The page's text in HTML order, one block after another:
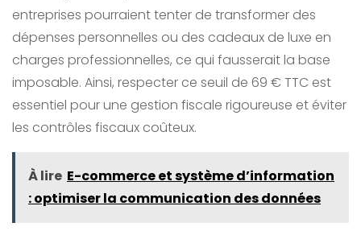
entreprises pourraient tenter de transformer des
dépenses personnelles ou des cadeaux de luxe en
charges professionnelles, ce qui fausserait la base
imposable. Ainsi, respecter ce seuil de 69 € TTC est
essentiel pour une gestion fiscale rigoureuse et éviter
les contrôles fiscaux coûteux.
À lire E-commerce et système d’information
: optimiser la communication des données